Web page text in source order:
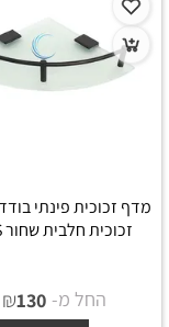
זכוכית חלבית שחור BRASS
החל מ- ₪130